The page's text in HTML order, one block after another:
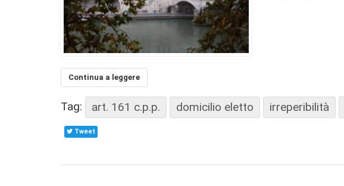
Continua a leggere
Tag: art. 161 c.p.p. domicilio eletto irreperibilità
Tweet